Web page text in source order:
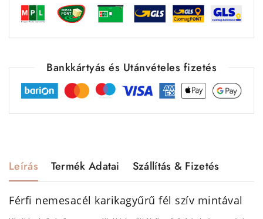
Bankkártyás és Utánvételes fizetés
Leírás Termék Adatai Szállítás & Fizetés
Férfi nemesacél karikagyűrű fél szív mintával